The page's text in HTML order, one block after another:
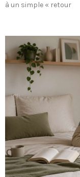
à un simple « retour